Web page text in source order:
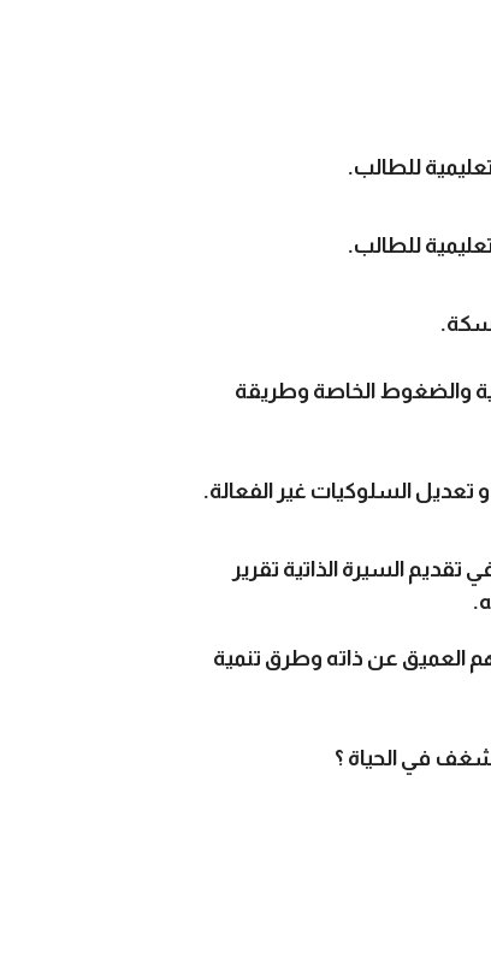
للطالب.
للطالب.
والضغوط الخاصة وطريقة
و تعديل السلوكيات غير الفعالة.
السيرة الذاتية تقرير
عن ذاته وطرق تنمية
في الحياة ؟